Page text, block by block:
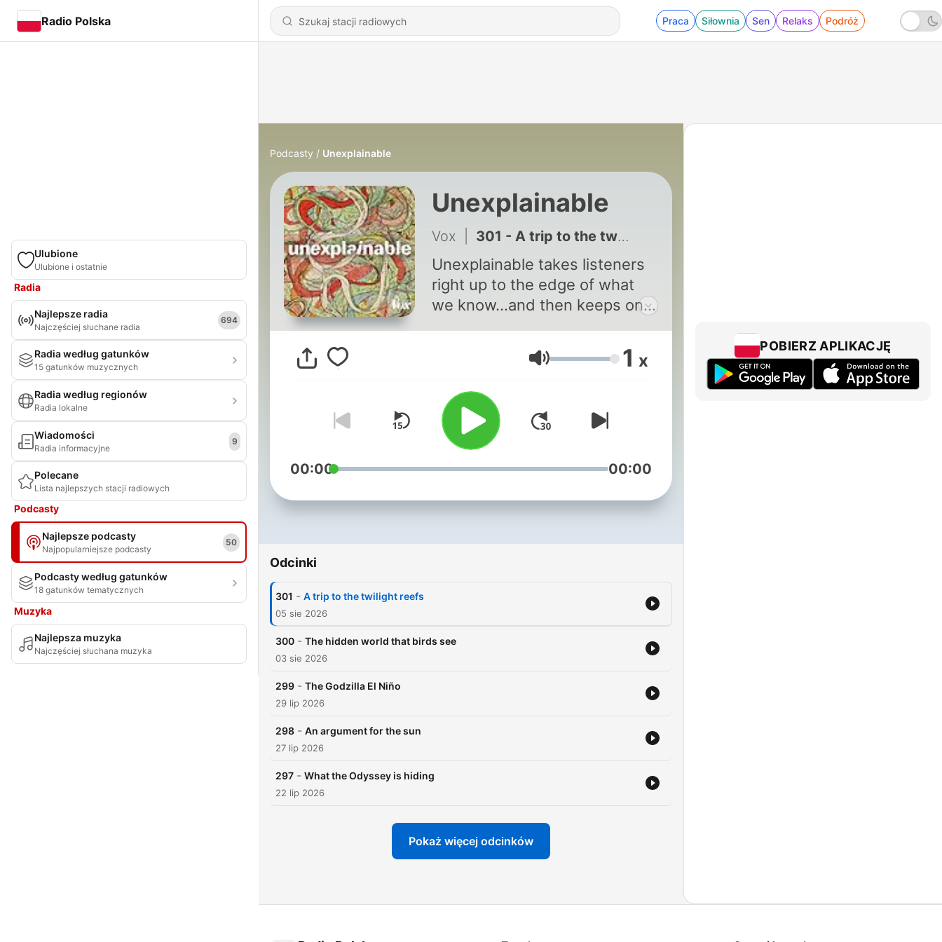
Radio Polska Praca Siłownia Sen Relaks Podróż
Ulubione
Ulubione i ostatnie
Radia
Najlepsze radia
Najczęściej słuchane radia
694
Radia według gatunków
15 gatunków muzycznych
Radia według regionów
Radia lokalne
Wiadomości
Radia informacyjne
9
Polecane
Lista najlepszych stacji radiowych
Podcasty
Najlepsze podcasty
Najpopularniejsze podcasty
50
Podcasty według gatunków
18 gatunków tematycznych
Muzyka
Najlepsza muzyka
Najczęściej słuchana muzyka
Podcasty Unexplainable
Unexplainable
Vox 301 - A trip to the twilight reefs
Unexplainable takes listeners
right up to the edge of what
we know…and then keeps on
— Noam Hassenfeld, Julia
Longoria, Byrd Pinkerton, and
scientific mysteries,
unanswered questions, and
everything we learn diving into
the unknown. New episodes
From Vox and the Vox Media
Głośność 1 x
00:00 00:00
Odcinki
301 - A trip to the twilight reefs
05 sie 2026
300 - The hidden world that birds see
03 sie 2026
299 - The Godzilla El Niño
29 lip 2026
298 - An argument for the sun
27 lip 2026
297 - What the Odyssey is hiding
22 lip 2026
Pokaż więcej odcinków
POBIERZ APLIKACJĘ